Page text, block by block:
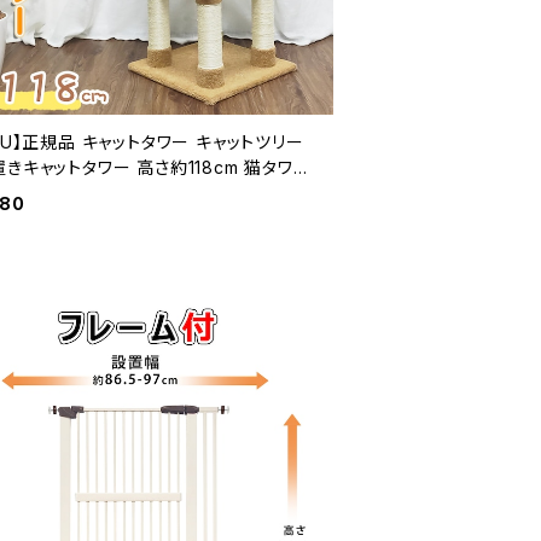
】正規品 キャットタワー キャットツリー
キャットタワー 高さ約118cm 猫タワー
ス キャットランド 安定性抜群 多頭飼